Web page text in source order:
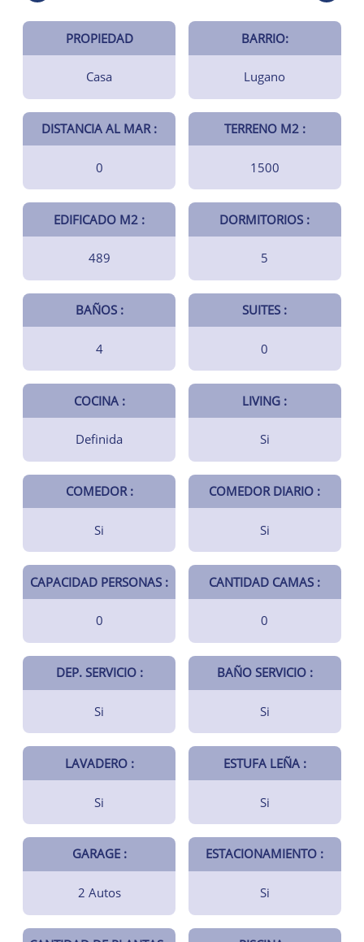
PROPIEDAD
Casa
BARRIO:
Lugano
DISTANCIA AL MAR :
0
TERRENO M2 :
1500
EDIFICADO M2 :
489
DORMITORIOS :
5
BAÑOS :
4
SUITES :
0
COCINA :
Definida
LIVING :
Si
COMEDOR :
Si
COMEDOR DIARIO :
Si
CAPACIDAD PERSONAS :
0
CANTIDAD CAMAS :
0
DEP. SERVICIO :
Si
BAÑO SERVICIO :
Si
LAVADERO :
Si
ESTUFA LEÑA :
Si
GARAGE :
2 Autos
ESTACIONAMIENTO :
Si